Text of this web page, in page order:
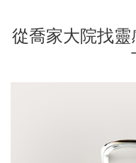
從喬家大院找